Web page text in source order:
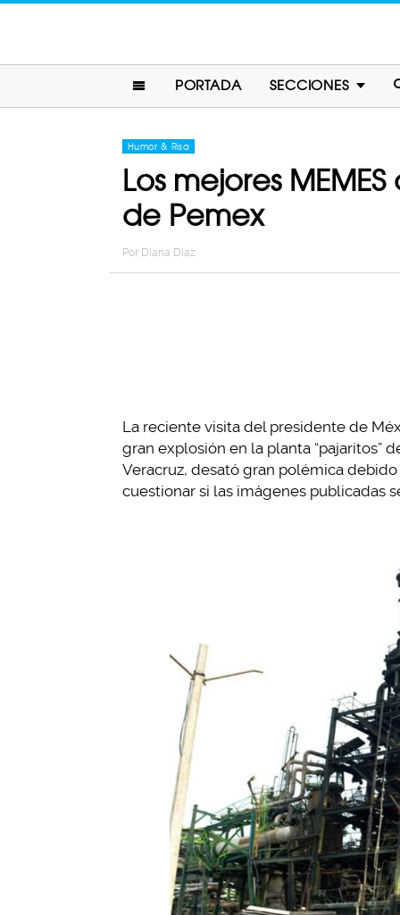
PORTADA SECCIONES
Humor & Risa
Los mejores
de Pemex
Por Diana Diaz
La reciente visita del presidente de
gran explosión en la planta “pajaritos”
Veracruz, desató gran polémica
cuestionar si las imágenes publicadas